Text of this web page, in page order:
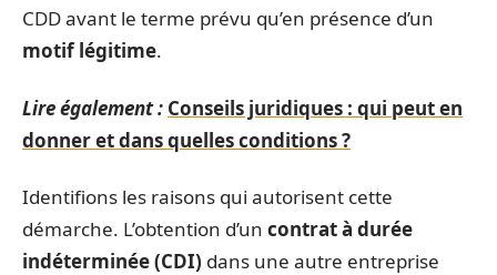
CDD avant le terme prévu qu’en présence d’un
motif légitime.
Lire également : Conseils juridiques : qui peut en
donner et dans quelles conditions ?
Identifions les raisons qui autorisent cette
démarche. L’obtention d’un contrat à durée
indéterminée (CDI) dans une autre entreprise